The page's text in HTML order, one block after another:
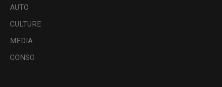
AUTO
CULTURE
MEDIA
CONSO